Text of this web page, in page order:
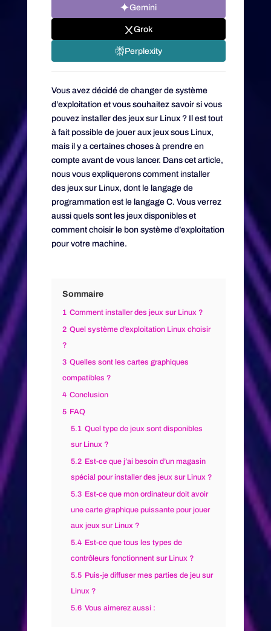
Gemini
Grok
Perplexity
Vous avez décidé de changer de système
d’exploitation et vous souhaitez savoir si vous
pouvez installer des jeux sur Linux ? Il est tout
à fait possible de jouer aux jeux sous Linux,
mais il y a certaines choses à prendre en
compte avant de vous lancer. Dans cet article,
nous vous expliquerons comment installer
des jeux sur Linux, dont le langage de
programmation est le langage C. Vous verrez
aussi quels sont les jeux disponibles et
comment choisir le bon système d’exploitation
pour votre machine.
Sommaire
1 Comment installer des jeux sur Linux ?
2 Quel système d’exploitation Linux choisir
?
3 Quelles sont les cartes graphiques
compatibles ?
4 Conclusion
5 FAQ
5.1 Quel type de jeux sont disponibles
sur Linux ?
5.2 Est-ce que j’ai besoin d’un magasin
spécial pour installer des jeux sur Linux ?
5.3 Est-ce que mon ordinateur doit avoir
une carte graphique puissante pour jouer
aux jeux sur Linux ?
5.4 Est-ce que tous les types de
contrôleurs fonctionnent sur Linux ?
5.5 Puis-je diffuser mes parties de jeu sur
Linux ?
5.6 Vous aimerez aussi :